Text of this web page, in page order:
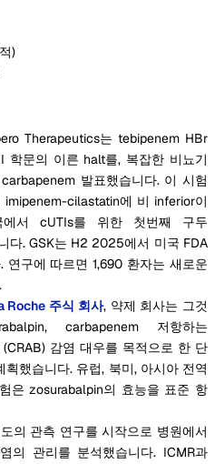
)
Therapeutics는 tebipenem HBr
학문의 이른 halt를, 복잡한 비뇨기
발표했습니다. 이 시험
cilastatin에 비 inferior이
에서 cUTIs를 위한 첫번째 구두
다. GSK는 H2 2025에서 미국 FDA
연구에 따르면 1,690 환자는 새로운
Roche 주식 회사, 약제 회사는 그것
carbapenem 저항하는
감염 대우를 목적으로 한 단
했습니다. 유럽, 북미, 아시아 전역
은 zosurabalpin의 효능을 표준 항
의 관측 연구를 시작으로 병원에서
의 관리를 분석했습니다. ICMR과